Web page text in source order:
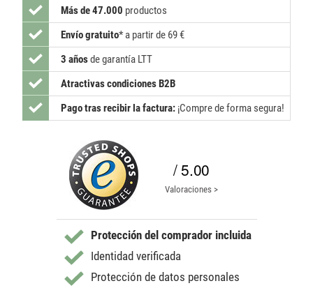
Más de 47.000 productos
Envío gratuito* a partir de 69 €
3 añosde garantía LTT
Atractivas condiciones B2B
Pago tras recibir la factura: ¡Compre de forma segura!
/ 5.00
Valoraciones >
Protección del comprador incluida
Identidad verificada
Protección de datos personales